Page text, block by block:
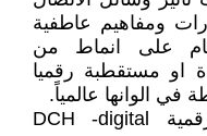
ومفاهيم عاطفية
على انماط من
او مستقطبة رقميا
الوانها عالمياً.
انه ((عصر الهيمنة الثقافية الرقمية DCH -digital